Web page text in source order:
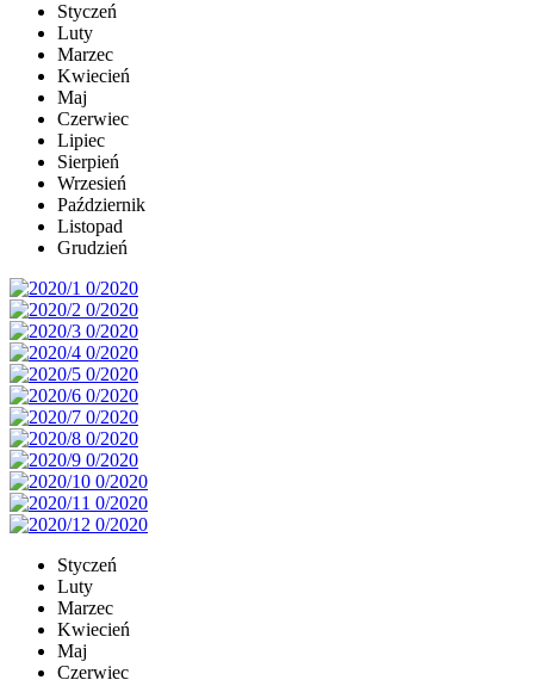
Styczeń
Luty
Marzec
Kwiecień
Maj
Czerwiec
Lipiec
Sierpień
Wrzesień
Październik
Listopad
Grudzień
Styczeń
Luty
Marzec
Kwiecień
Maj
Czerwiec